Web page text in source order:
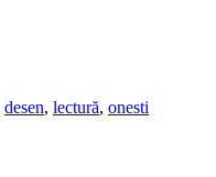
desen, lectură, onesti